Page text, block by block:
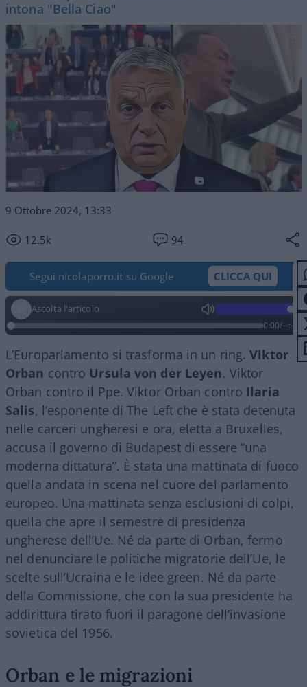
intona "Bella Ciao"
9 Ottobre 2024, 13:33
12.5k 94
Segui nicolaporro.it su Google CLICCA QUI
Ascolta l'articolo
0:00/--:--
L’Europarlamento si trasforma in un ring.Viktor
Orban contro Ursula von der Leyen. Viktor
Orban contro il Ppe. Viktor Orban contro Ilaria
Salis, l’esponente di The Left che è stata detenuta
nelle carceri ungheresi e ora, eletta a Bruxelles,
accusa il governo di Budapest di essere “una
moderna dittatura”. È stata una mattinata di fuoco
quella andata in scena nel cuore del parlamento
europeo. Una mattinata senza esclusioni di colpi,
quella che apre il semestre di presidenza
ungherese dell’Ue. Né da parte di Orban, fermo
nel denunciare le politiche migratorie dell’Ue, le
scelte sull’Ucraina e le idee green. Né da parte
della Commissione, che con la sua presidente ha
addirittura tirato fuori il paragone dell’invasione
sovietica del 1956.
Orban e le migrazioni